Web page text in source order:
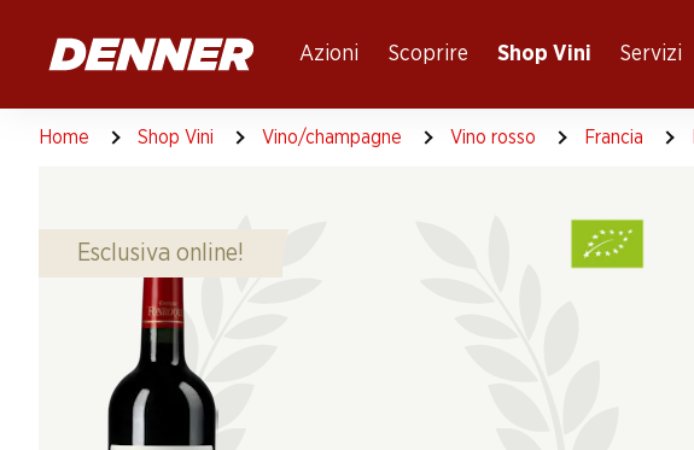
Azioni
Scoprire Shop Vini Servizi
Home Shop Vini Vino/champagne Vino rosso Francia
Esclusiva online!